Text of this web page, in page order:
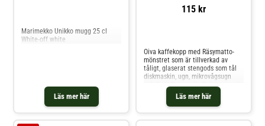
Läs mer här
Marimekko Unikko mugg 25 cl
White-off white
115 kr
Läs mer här
Oiva kaffekopp med Räsymatto-
mönstret som är tillverkad av
tåligt, glaserat stengods som tål
diskmaskin, ugn, mikrovågsugn
mer Muggar & Koppar hos Royal